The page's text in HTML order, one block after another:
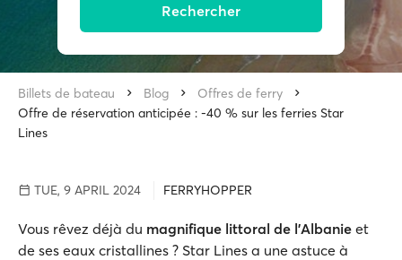
Rechercher
Billets de bateau Blog
Offres de ferry
Offre de réservation anticipée : -40 % sur les ferries Star
Lines
TUE, 9 APRIL 2024 FERRYHOPPER
Vous rêvez déjà du magnifique littoral de l'Albanie et
de ses eaux cristallines ? Star Lines a une astuce à